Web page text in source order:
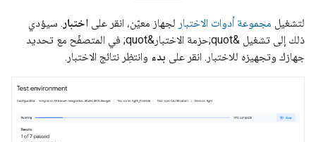
لتشغيل مجموعة أدوات الاختبار لجهاز معيّن، انقر على اختبار . سيؤدي
ذلك إلى تشغيل &quot;حزمة الاختبار&quot; في المتصفّح مع تحديد
جهازك وتجهيزه للاختبار. انقر على بدء وانتظِر نتائج الاختبار.